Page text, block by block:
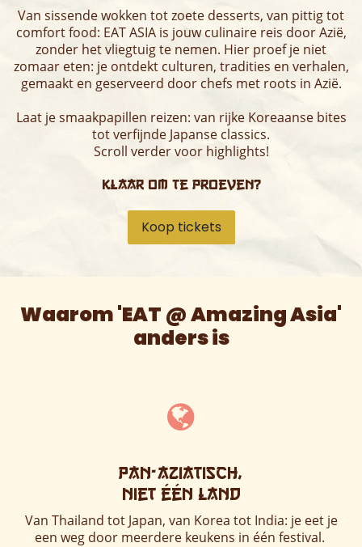
Van sissende wokken tot zoete desserts, van pittig tot
comfort food: EAT ASIA is jouw culinaire reis door Azië,
zonder het vliegtuig te nemen. Hier proef je niet
zomaar eten: je ontdekt culturen, tradities en verhalen,
gemaakt en geserveerd door chefs met roots in Azië.
Laat je smaakpapillen reizen: van rijke Koreaanse bites
tot verfijnde Japanse classics.
Scroll verder voor highlights!
Klaar om te proeven?
Koop tickets
Waarom 'EAT @ Amazing Asia'
anders is
Pan-Aziatisch,
niet één land
Van Thailand tot Japan, van Korea tot India: je eet je
een weg door meerdere keukens in één festival.